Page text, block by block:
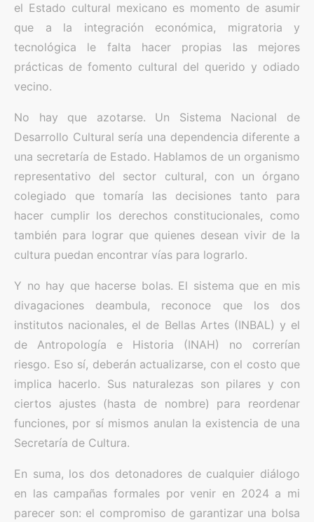
el Estado cultural mexicano es momento de asumir
que a la integración económica, migratoria y
tecnológica le falta hacer propias las mejores
prácticas de fomento cultural del querido y odiado
vecino.
No hay que azotarse. Un Sistema Nacional de
Desarrollo Cultural sería una dependencia diferente a
una secretaría de Estado. Hablamos de un organismo
representativo del sector cultural, con un órgano
colegiado que tomaría las decisiones tanto para
hacer cumplir los derechos constitucionales, como
también para lograr que quienes desean vivir de la
cultura puedan encontrar vías para lograrlo.
Y no hay que hacerse bolas. El sistema que en mis
divagaciones deambula, reconoce que los dos
institutos nacionales, el de Bellas Artes (INBAL) y el
de Antropología e Historia (INAH) no correrían
riesgo. Eso sí, deberán actualizarse, con el costo que
implica hacerlo. Sus naturalezas son pilares y con
ciertos ajustes (hasta de nombre) para reordenar
funciones, por sí mismos anulan la existencia de una
Secretaría de Cultura.
En suma, los dos detonadores de cualquier diálogo
en las campañas formales por venir en 2024 a mi
parecer son: el compromiso de garantizar una bolsa